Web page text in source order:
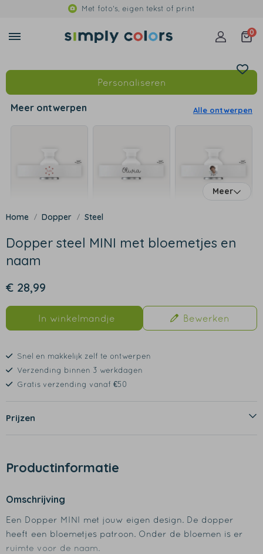
Met foto's, eigen tekst of print
0
Personaliseren
Meer ontwerpen Alle ontwerpen
Meer
Dopper Steel
Dopper steel MINI met bloemetjes en
naam
€ 28,99
In winkelmandje Bewerken
Snel en makkelijk zelf te ontwerpen
Verzending binnen 3 werkdagen
Gratis verzending vanaf €50
Prijzen
Productinformatie
Omschrijving
Een Dopper MINI met jouw eigen design. De dopper
heeft een bloemetjes patroon. Onder de bloemen is er
ruimte voor de naam.